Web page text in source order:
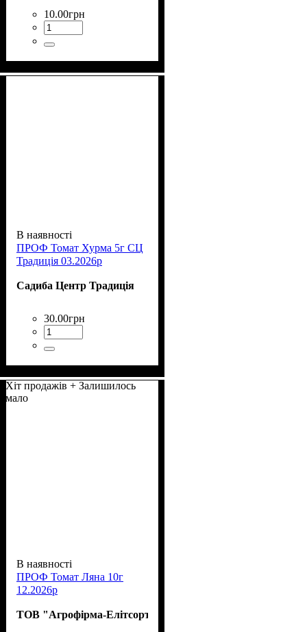
10.00грн
В наявності
ПРОФ Томат Хурма 5г СЦ
Традиція 03.2026р
Садиба Центр Традиція
30.00грн
Хіт продажів + Залишилось
мало
В наявності
ПРОФ Томат Ляна 10г
12.2026р
ТОВ "Агрофірма-Елітсортнасіння"